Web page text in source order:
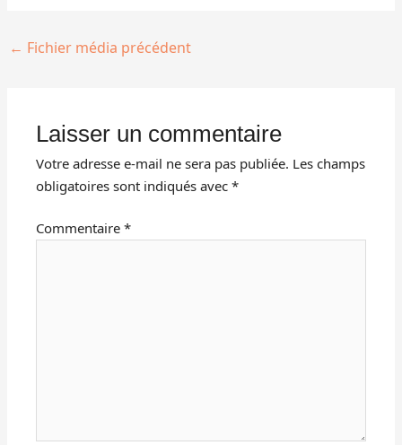
← Fichier média précédent
Laisser un commentaire
Votre adresse e-mail ne sera pas publiée. Les champs
obligatoires sont indiqués avec*
Commentaire*